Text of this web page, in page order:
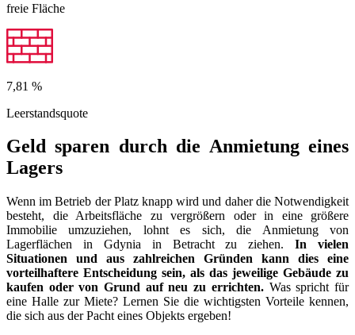
freie Fläche
7,81 %
Leerstandsquote
Geld sparen durch die Anmietung eines
Lagers
Wenn im Betrieb der Platz knapp wird und daher die Notwendigkeit
besteht, die Arbeitsfläche zu vergrößern oder in eine größere
Immobilie umzuziehen, lohnt es sich, die Anmietung von
Lagerflächen in Gdynia in Betracht zu ziehen.In vielen
Situationen und aus zahlreichen Gründen kann dies eine
vorteilhaftere Entscheidung sein, als das jeweilige Gebäude zu
kaufen oder von Grund auf neu zu errichten. Was spricht für
eine Halle zur Miete? Lernen Sie die wichtigsten Vorteile kennen,
die sich aus der Pacht eines Objekts ergeben!